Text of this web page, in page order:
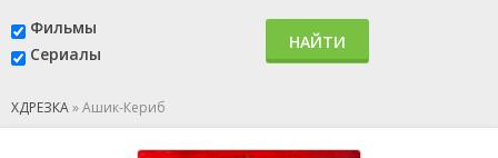
Фильмы
Сериалы
НАЙТИ
ХДРЕЗКА»Ашик-Кериб